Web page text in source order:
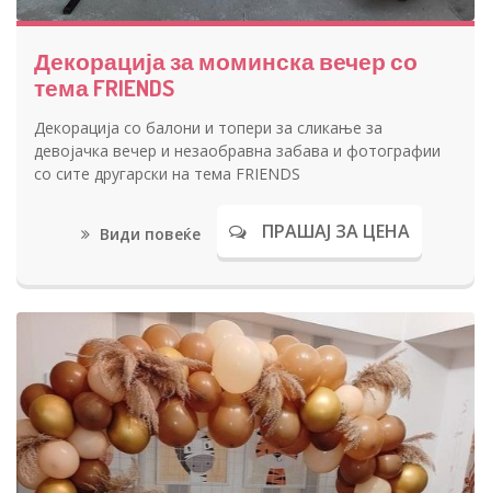
Декорација за моминска вечер со
тема FRIENDS
Декорација со балони и топери за сликање за
девојачка вечер и незаобравна забава и фотографии
со сите другарски на тема FRIENDS
Види повеќе ПРАШАЈ ЗА ЦЕНА